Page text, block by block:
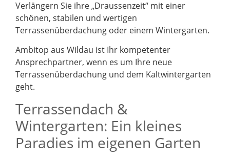
Verlängern Sie ihre „Draussenzeit“ mit einer
schönen, stabilen und wertigen
Terrassenüberdachung oder einem Wintergarten.
Ambitop aus Wildau ist Ihr kompetenter
Ansprechpartner, wenn es um Ihre neue
Terrassenüberdachung und dem Kaltwintergarten
geht.
Terrassendach &
Wintergarten: Ein kleines
Paradies im eigenen Garten